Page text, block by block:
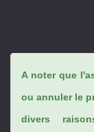
A noter que
ou annuler le
divers